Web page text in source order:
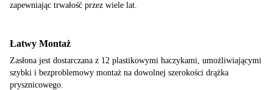
zapewniając trwałość przez wiele lat.
Łatwy Montaż
Zasłona jest dostarczana z 12 plastikowymi haczykami, umożliwiającymi
szybki i bezproblemowy montaż na dowolnej szerokości drążka
prysznicowego.